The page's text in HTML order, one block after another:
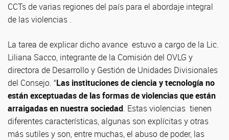
CCTs de varias regiones del país para el abordaje integral
de las violencias .
La tarea de explicar dicho avance estuvo a cargo de la Lic.
Liliana Sacco, integrante de la Comisión del OVLG y
directora de Desarrollo y Gestión de Unidades Divisionales
del Consejo. “Las instituciones de ciencia y tecnología no
están exceptuadas de las formas de violencias que están
arraigadas en nuestra sociedad. Estas violencias tienen
diferentes características, algunas son explícitas y otras
más sutiles y son, entre muchas, el abuso de poder, las